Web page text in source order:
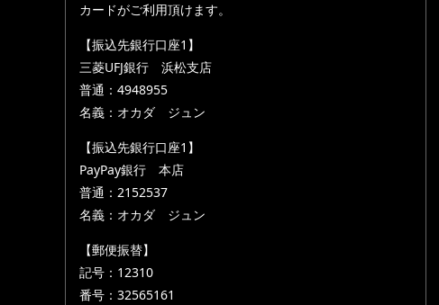
カードがご利用頂けます。
【振込先銀行口座1】
三菱UFJ銀行 浜松支店
普通：4948955
名義：オカダ ジュン
【振込先銀行口座1】
PayPay銀行 本店
普通：2152537
名義：オカダ ジュン
【郵便振替】
記号：12310
番号：32565161